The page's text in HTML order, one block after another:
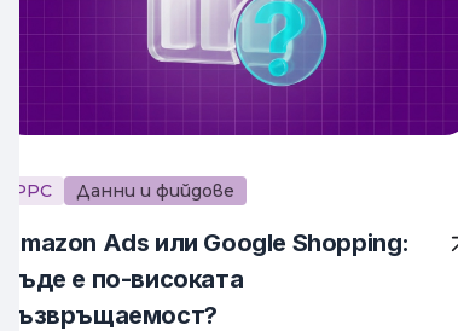
PPC Данни и фийдове
Amazon Ads или Google Shopping:
Къде е по-високата
възвръщаемост?